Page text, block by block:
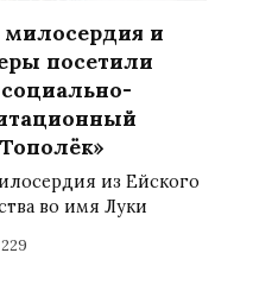
и
посетили
из Ейского
во имя Луки
229